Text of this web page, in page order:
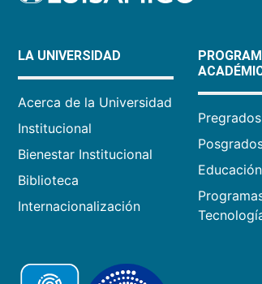
LA UNIVERSIDAD
Acerca de la Universidad
Institucional
Bienestar Institucional
Biblioteca
Internacionalización
Pregrados